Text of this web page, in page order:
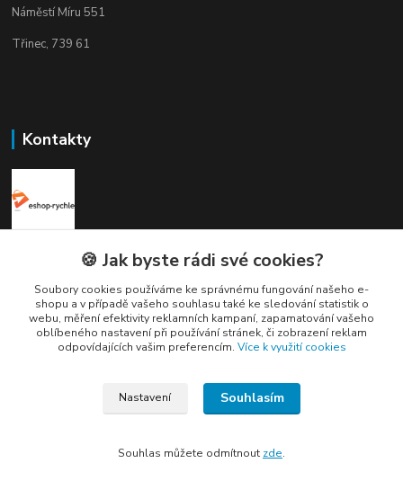
Náměstí Míru 551
Třinec, 739 61
Kontakty
Petr Nedvídek
+420 775688827 +420 737670415
(Po-Pá, 9-16 hod.)
🍪 Jak byste rádi své cookies?
Soubory cookies používáme ke správnému fungování našeho e-
shopu a v případě vašeho souhlasu také ke sledování statistik o
webu, měření efektivity reklamních kampaní, zapamatování vašeho
oblíbeného nastavení při používání stránek, či zobrazení reklam
odpovídajících vašim preferencím. Více k využití cookies
Nastavení Souhlasím
Souhlas můžete odmítnout zde.